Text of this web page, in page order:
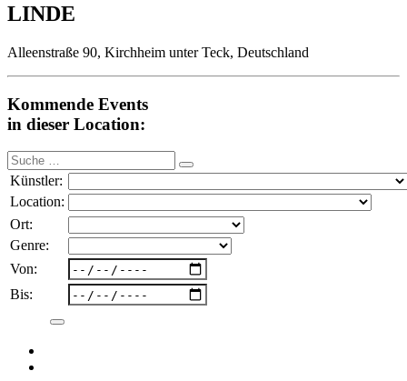
LINDE
Alleenstraße 90, Kirchheim unter Teck, Deutschland
Kommende Events
in dieser Location:
Suche
nach:
Künstler:
Location:
Ort:
Genre:
Von:
Bis: